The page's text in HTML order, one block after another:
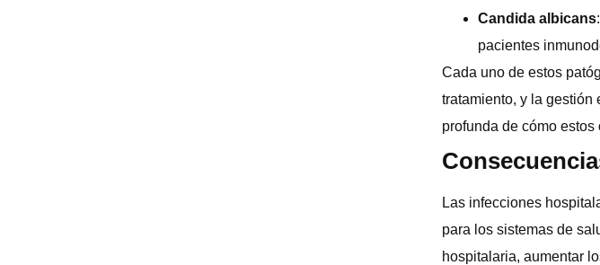
Candida albicans
pacientes
Cada uno de estos
tratamiento, y la gestión
profunda de cómo
Las infecciones
para los sistemas de
hospitalaria, aumentar